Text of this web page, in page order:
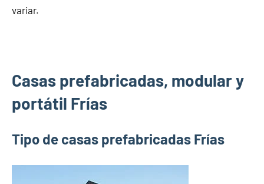
variar.
Casas prefabricadas, modular y
portátil Frías
Tipo de casas prefabricadas Frías